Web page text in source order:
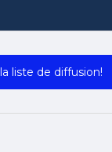
liste de diffusion!